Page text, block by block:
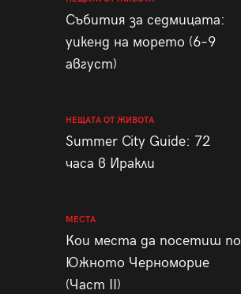
Събития за седмицата:
уикенд на морето (6–9
август)
НЕЩАТА ОТ ЖИВОТА
Summer City Guide: 72
часа в Иракли
МЕСТА
Кои места да посетиш по
Южното Черноморие
(Част II)
28